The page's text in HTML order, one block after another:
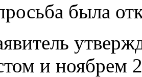
была
и ноябрем